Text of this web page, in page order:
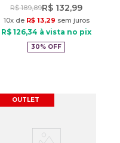
R$ 189,89R$ 132,99
10x de R$ 13,29 sem juros
R$ 126,34 à vista no pix
30% OFF
OUTLET